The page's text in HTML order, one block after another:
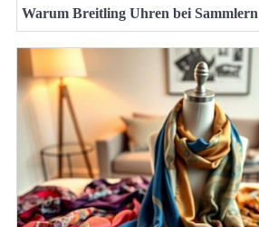
Warum Breitling Uhren bei